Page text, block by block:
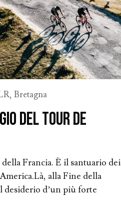
,Bretagna
del Tour de
Francia. È il santuario dei
alla Fine della
desiderio d’un più forte